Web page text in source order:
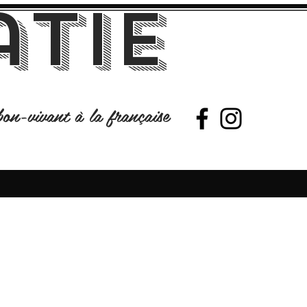
vivant à la française